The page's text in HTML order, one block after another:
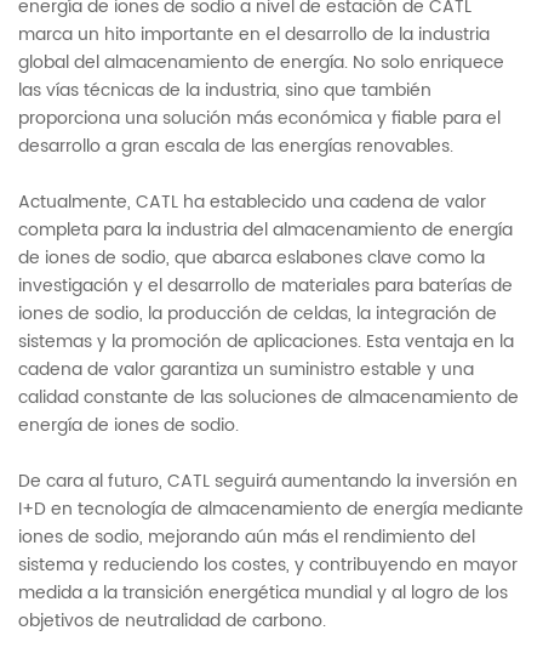
energía de iones de sodio a nivel de estación de CATL
marca un hito importante en el desarrollo de la industria
global del almacenamiento de energía. No solo enriquece
las vías técnicas de la industria, sino que también
proporciona una solución más económica y fiable para el
desarrollo a gran escala de las energías renovables.
Actualmente, CATL ha establecido una cadena de valor
completa para la industria del almacenamiento de energía
de iones de sodio, que abarca eslabones clave como la
investigación y el desarrollo de materiales para baterías de
iones de sodio, la producción de celdas, la integración de
sistemas y la promoción de aplicaciones. Esta ventaja en la
cadena de valor garantiza un suministro estable y una
calidad constante de las soluciones de almacenamiento de
energía de iones de sodio.
De cara al futuro, CATL seguirá aumentando la inversión en
I+D en tecnología de almacenamiento de energía mediante
iones de sodio, mejorando aún más el rendimiento del
sistema y reduciendo los costes, y contribuyendo en mayor
medida a la transición energética mundial y al logro de los
objetivos de neutralidad de carbono.